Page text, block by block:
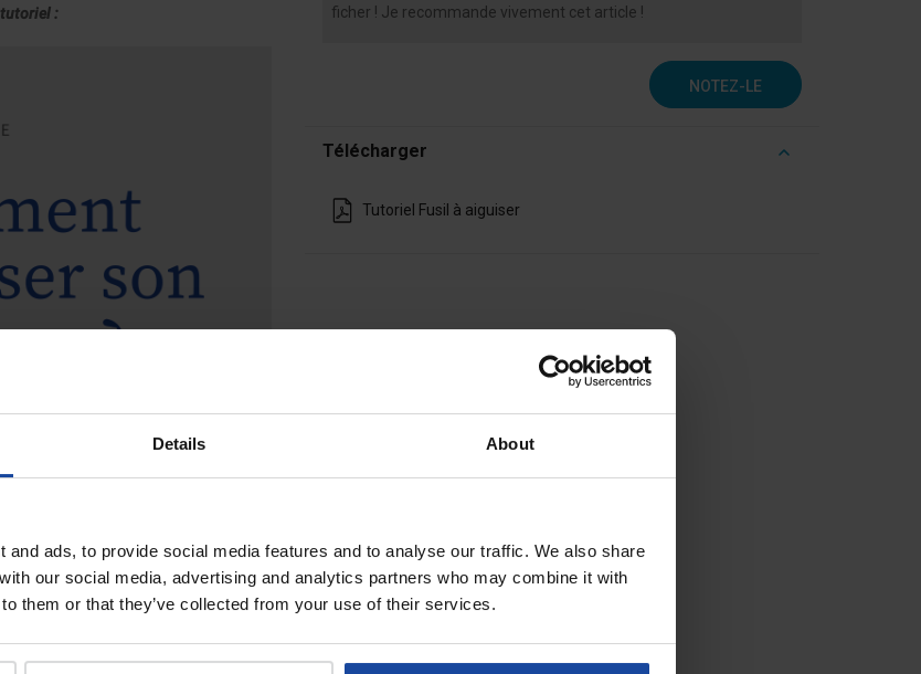
Details About
and ads, to provide social media features and to analyse our traffic. We also share
our social media, advertising and analytics partners who may combine it with
them or that they’ve collected from your use of their services.
tutoriel :
ficher ! Je recommande vivement cet article !
NOTEZ-LE
Télécharger
Tutoriel Fusil à aiguiser